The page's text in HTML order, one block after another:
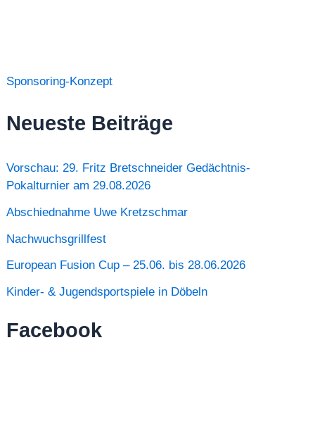
Sponsoring-Konzept
Neueste Beiträge
Vorschau: 29. Fritz Bretschneider Gedächtnis-
Pokalturnier am 29.08.2026
Abschiednahme Uwe Kretzschmar
Nachwuchsgrillfest
European Fusion Cup – 25.06. bis 28.06.2026
Kinder- & Jugendsportspiele in Döbeln
Facebook